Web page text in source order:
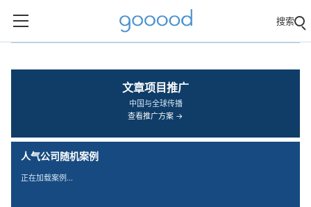
搜索
文章项目推广
中国与全球传播
查看推广方案 →
人气公司随机案例
正在加载案例…